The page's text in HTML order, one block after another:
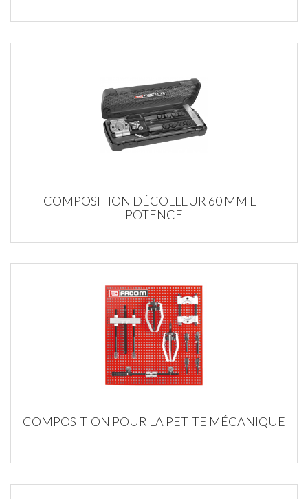
COMPOSITION DÉCOLLEUR 60 MM ET
POTENCE
COMPOSITION POUR LA PETITE MÉCANIQUE